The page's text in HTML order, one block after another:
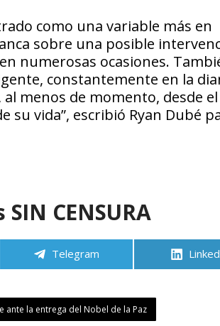
como una variable más en
sobre una posible
numerosas ocasiones.
constantemente en la
menos de momento, desde
vida”, escribió Ryan Dubé
CENSURA
Compartir
Telegram
ante la entrega del Nobel de la Paz